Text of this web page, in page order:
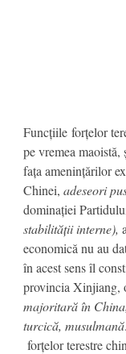
Funcțiile forțelor
pe vremea
fața amenințărilor
Chinei, adeseori
dominației
stabilității interne),
economică nu au
în acest sens îl
provincia Xinjiang,
majoritară în China,
turcică, musulmană
forțelor terestre